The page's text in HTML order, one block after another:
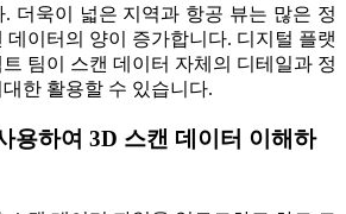
더욱이 넓은 지역과 항공 뷰는 많은 정
데이터의 양이 증가합니다. 디지털 플랫
팀이 스캔 데이터 자체의 디테일과 정
한 활용할 수 있습니다.
용하여 3D 스캔 데이터 이해하